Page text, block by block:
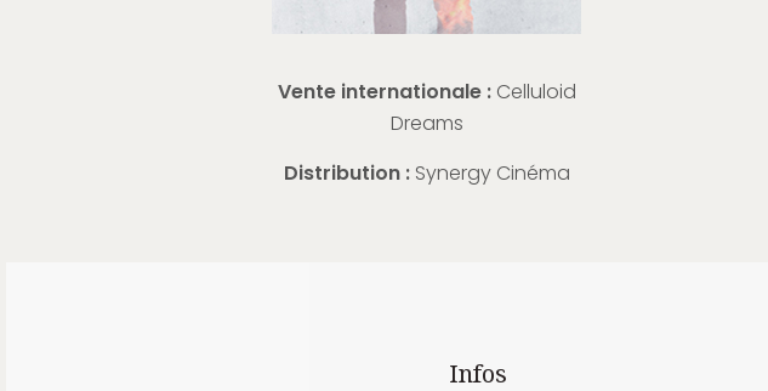
Vente internationale :Celluloid
Dreams
Distribution :Synergy Cinéma
Infos